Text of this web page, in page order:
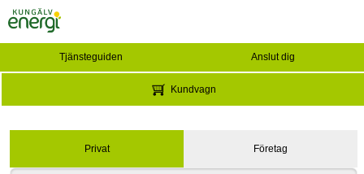
Tjänsteguiden Anslut dig
Kundvagn
Privat Företag